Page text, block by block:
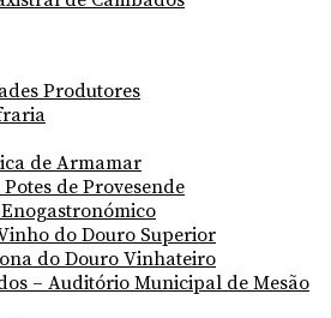
Produtores
de Armamar
de Provesende
do Douro Superior
do Douro Vinhateiro
– Auditório Municipal de Mesão